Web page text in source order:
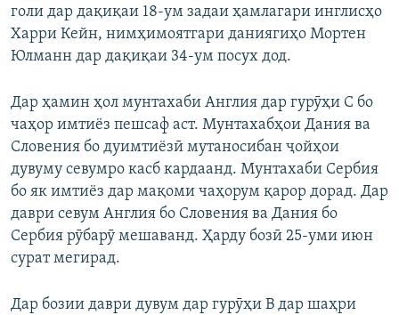
голи дар дақиқаи 18‑ум задаи ҳамлагари инглисҳо
Харри Кейн, нимҳимоятгари даниягиҳо Мортен
Юлманн дар дақиқаи 34-ум посух дод.
Дар ҳамин ҳол мунтахаби Англия дар гурӯҳи С бо
чаҳор имтиёз пешсаф аст. Мунтахабҳои Дания ва
Словения бо дуимтиёзӣ мутаносибан ҷойҳои
дувуму севумро касб кардаанд. Мунтахаби Сербия
бо як имтиёз дар мақоми чаҳорум қарор дорад. Дар
даври севум Англия бо Словения ва Дания бо
Сербия рӯбарӯ мешаванд. Ҳарду бозӣ 25-уми июн
сурат мегирад.
Дар бозии даври дувум дар гурӯҳи В дар шаҳри